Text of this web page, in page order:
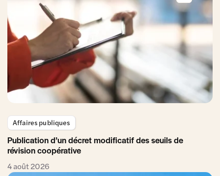
Affaires publiques
Publication d’un décret modificatif des seuils de
révision coopérative
4 août 2026